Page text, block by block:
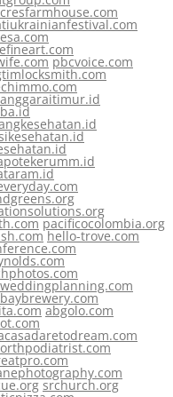
pbcvoice.com
pacificocolombia.org
hello-trove.com
abgolo.com
srchurch.org